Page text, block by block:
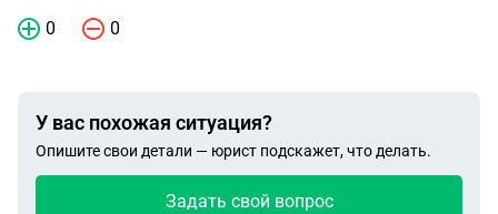
0 0
У вас похожая ситуация?
Опишите свои детали — юрист подскажет, что делать.
Задать свой вопрос